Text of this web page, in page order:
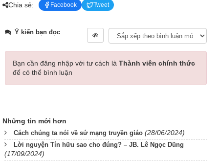
Chia sẻ: Facebook Tweet
Ý kiến bạn đọc
Bạn cần đăng nhập với tư cách là Thành viên chính thức
để có thể bình luận
Những tin mới hơn
Cách chúng ta nói về sứ mạng truyền giáo (28/06/2024)
Lời nguyện Tín hữu sao cho đúng? – JB. Lê Ngọc Dũng
(17/09/2024)